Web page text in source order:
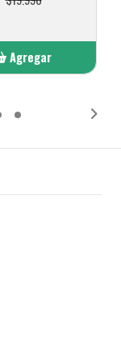
Agregar